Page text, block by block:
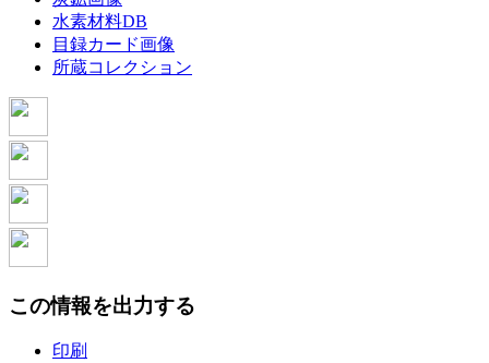
水素材料DB
目録カード画像
所蔵コレクション
この情報を出力する
印刷